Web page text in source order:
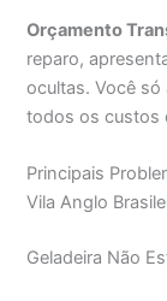
Orçamento
reparo,
ocultas. Você
todos os custos
Principais
Vila Anglo
Geladeira Não